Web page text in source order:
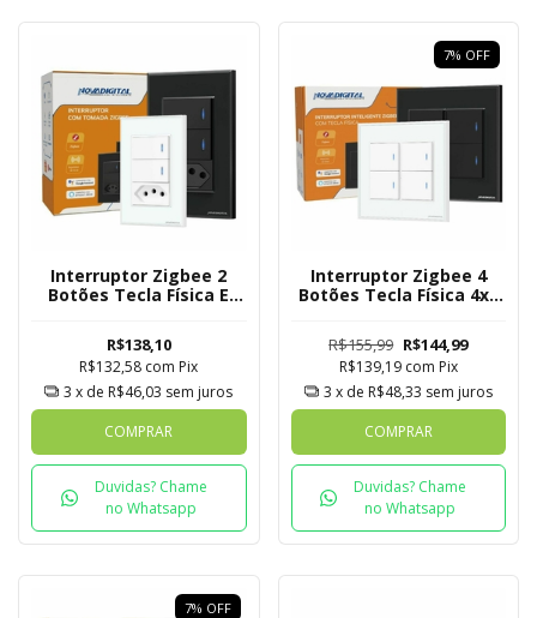
Interruptor Zigbee 2
Botões Tecla Física E
Tuya
R$138,10
R$132,58 com Pix
3 x de R$46,03 sem juros
COMPRAR
Duvidas? Chame
no Whatsapp
7% OFF
Interruptor Zigbee 4
Botões Tecla Física 4x4
R$155,99 R$144,99
R$139,19 com Pix
3 x de R$48,33 sem juros
COMPRAR
Duvidas? Chame
no Whatsapp
7% OFF